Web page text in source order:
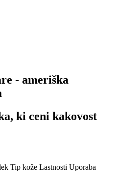
- ameriška
ki ceni kakovost
Tip kože Lastnosti Uporaba